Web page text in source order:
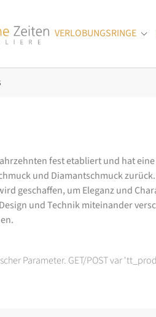
VERLOBUNGSRINGE
fest etabliert und hat
und Diamantschmuck
geschaffen, um Eleganz und
und Technik miteinander
Parameter. GET/POST var